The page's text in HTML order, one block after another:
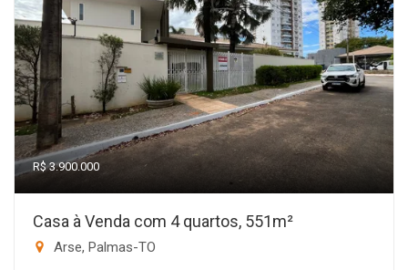
R$ 3.900.000
Casa à Venda com 4 quartos, 551m²
Arse, Palmas-TO